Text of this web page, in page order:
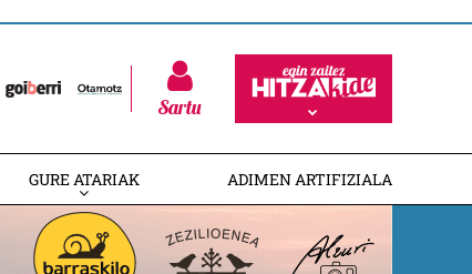
Sartu
GURE ATARIAK ADIMEN ARTIFIZIALA